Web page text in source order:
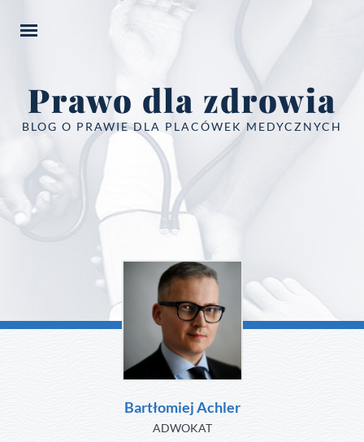
Prawo dla zdrowia
BLOG O PRAWIE DLA PLACÓWEK MEDYCZNYCH
Bartłomiej Achler
ADWOKAT